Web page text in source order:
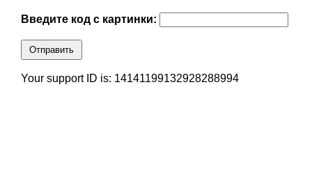
Введите код с картинки:
Отправить
Your support ID is: 14141199132928288994